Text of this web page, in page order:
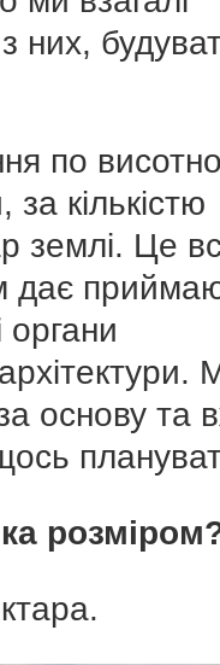
них,
по
за кількістю
землі. Це
дає
органи
основу та